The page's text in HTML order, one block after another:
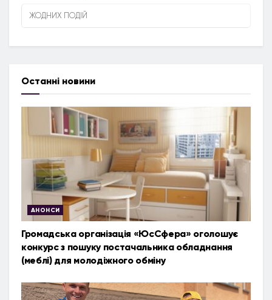
ЖОДНИХ ПОДІЙ
Останні новини
АНОНСИ
Громадська організація «ЮсСфера» оголошує
конкурс з пошуку постачальника обладнання
(меблі) для молодіжного обміну